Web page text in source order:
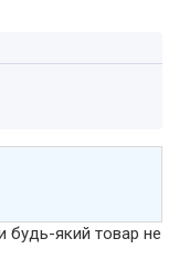
будь-який товар не